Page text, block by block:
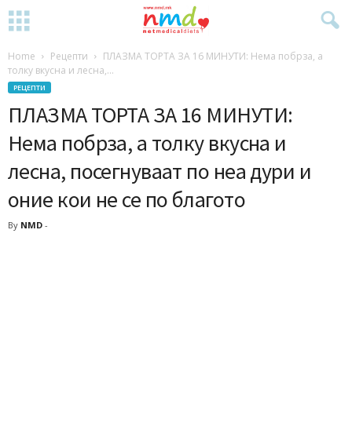
Home Рецепти
ПЛАЗМА ТОРТА ЗА 16 МИНУТИ: Нема побрза, а
толку вкусна и лесна,...
РЕЦЕПТИ
ПЛАЗМА ТОРТА ЗА 16 МИНУТИ:
Нема побрза, а толку вкусна и
лесна, посегнуваат по неа дури и
оние кои не се по благото
By NMD -